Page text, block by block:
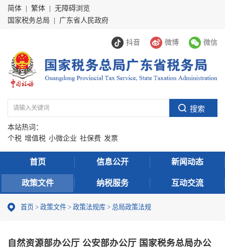
简体 繁体
无障碍浏览
国家税务总局
广东省人民政府
抖音 微博 微信
本站热词：
个税 增值税 小微企业 社保费 发票
首页 信息公开 新闻动态
政策文件 纳税服务 互动交流
首页 > 政策文件 > 政策法规库 > 总局政策法规
自然资源部办公厅 公安部办公厅 国家税务总局办公